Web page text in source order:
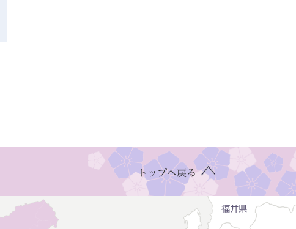
トップへ戻る